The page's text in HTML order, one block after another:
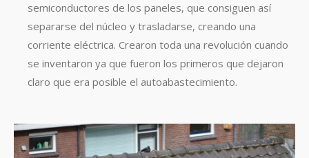
semiconductores de los paneles, que consiguen así
separarse del núcleo y trasladarse, creando una
corriente eléctrica. Crearon toda una revolución cuando
se inventaron ya que fueron los primeros que dejaron
claro que era posible el autoabastecimiento.